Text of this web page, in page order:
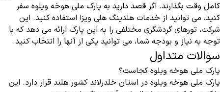
کامل وقت بگذارند. اگر قصد دارید به پارک ملی هوخه ویلوه سفر
کنید، می‌ توانید از خدمات هلدینگ هلی ویزا استفاده کنید. این
شرکت، تورهای گردشگری مختلفی را به این پارک ارائه می ‌دهد که با
توجه به نیاز و بودجه شما، می‌ توانید یکی از آنها را انتخاب کنید.
سوالات متداول
پارک ملی هوخه ویلوه کجاست؟
پارک ملی هوخه ویلوه در استان خلدرلاند کشور هلند قرار دارد. این